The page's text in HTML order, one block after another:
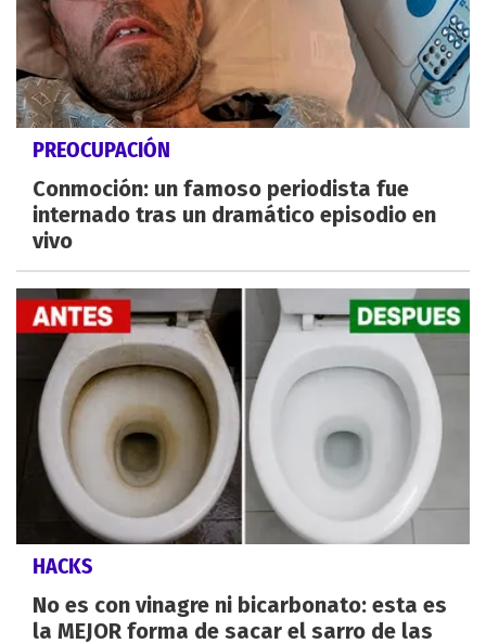
PREOCUPACIÓN
Conmoción: un famoso periodista fue
internado tras un dramático episodio en
vivo
HACKS
No es con vinagre ni bicarbonato: esta es
la MEJOR forma de sacar el sarro de las